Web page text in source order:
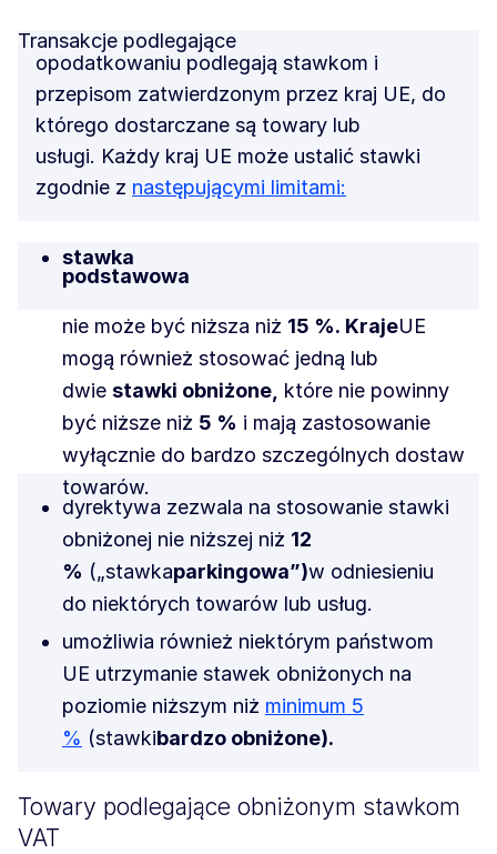
Transakcje podlegające
opodatkowaniu podlegają stawkom i
przepisom zatwierdzonym przez kraj UE, do
którego dostarczane są towary lub
usługi. Każdy kraj UE może ustalić stawki
zgodnie z następującymi limitami:
stawka
podstawowa
nie może być niższa niż 15 %. KrajeUE
mogą również stosować jedną lub
dwie stawki obniżone, które nie powinny
być niższe niż 5 % i mają zastosowanie
wyłącznie do bardzo szczególnych dostaw
towarów.
dyrektywa zezwala na stosowanie stawki
obniżonej nie niższej niż 12
% („stawkaparkingowa”)w odniesieniu
do niektórych towarów lub usług.
umożliwia również niektórym państwom
UE utrzymanie stawek obniżonych na
poziomie niższym niż minimum 5
% (stawkibardzo obniżone).
Towary podlegające obniżonym stawkom
VAT